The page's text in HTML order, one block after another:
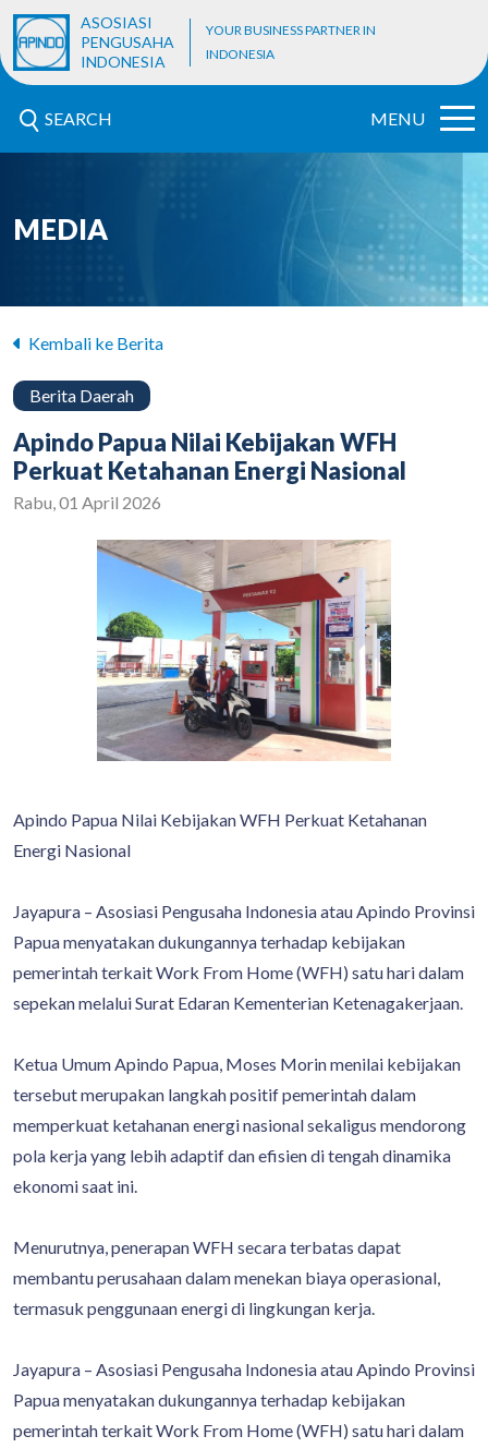
ASOSIASI
PENGUSAHA
INDONESIA
YOUR BUSINESS PARTNER IN
INDONESIA
SEARCH MENU
MEDIA
Kembali ke Berita
Berita Daerah
Apindo Papua Nilai Kebijakan WFH
Perkuat Ketahanan Energi Nasional
Rabu, 01 April 2026
Apindo Papua Nilai Kebijakan WFH Perkuat Ketahanan
Energi Nasional
Jayapura – Asosiasi Pengusaha Indonesia atau Apindo Provinsi
Papua menyatakan dukungannya terhadap kebijakan
pemerintah terkait Work From Home (WFH) satu hari dalam
sepekan melalui Surat Edaran Kementerian Ketenagakerjaan.
Ketua Umum Apindo Papua, Moses Morin menilai kebijakan
tersebut merupakan langkah positif pemerintah dalam
memperkuat ketahanan energi nasional sekaligus mendorong
pola kerja yang lebih adaptif dan efisien di tengah dinamika
ekonomi saat ini.
Menurutnya, penerapan WFH secara terbatas dapat
membantu perusahaan dalam menekan biaya operasional,
termasuk penggunaan energi di lingkungan kerja.
Jayapura – Asosiasi Pengusaha Indonesia atau Apindo Provinsi
Papua menyatakan dukungannya terhadap kebijakan
pemerintah terkait Work From Home (WFH) satu hari dalam